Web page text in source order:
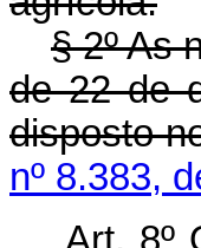
§ 2º As
de 22 de
disposto
nº 8.383,